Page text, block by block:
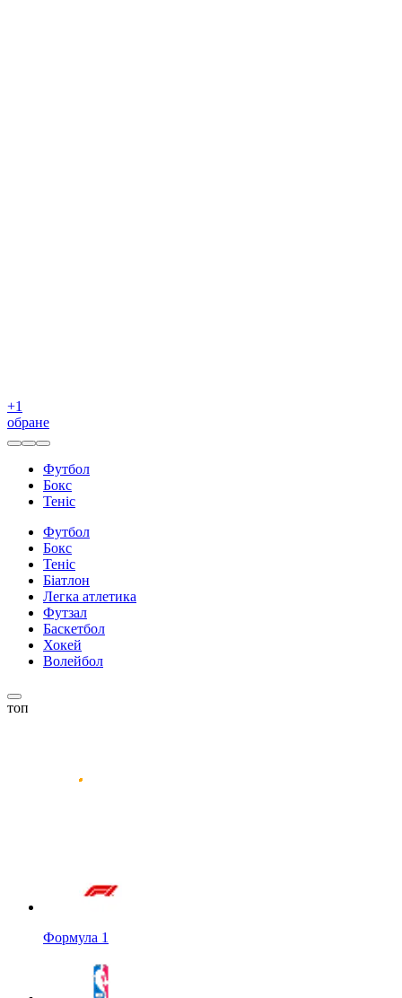
+1
обране
Футбол
Бокс
Теніс
Футбол
Бокс
Теніс
Біатлон
Легка атлетика
Футзал
Баскетбол
Хокей
Волейбол
топ
Формула 1